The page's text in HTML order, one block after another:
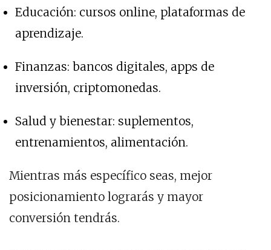
Educación: cursos online, plataformas de
aprendizaje.
Finanzas: bancos digitales, apps de
inversión, criptomonedas.
Salud y bienestar: suplementos,
entrenamientos, alimentación.
Mientras más específico seas, mejor
posicionamiento lograrás y mayor
conversión tendrás.